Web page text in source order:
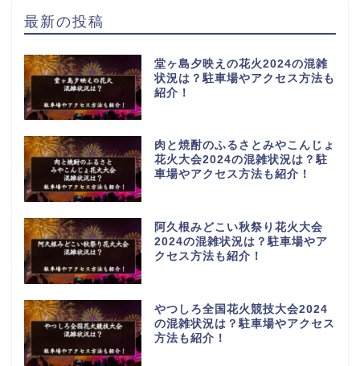
最新の投稿
堂ヶ島夕映えの花火2024の混雑
状況は？駐車場やアクセス方法も
紹介！
肉と焼酎のふるさとみやこんじょ
花火大会2024の混雑状況は？駐
車場やアクセス方法も紹介！
阿久根みどこい秋祭り花火大会
2024の混雑状況は？駐車場やア
クセス方法も紹介！
やつしろ全国花火競技大会2024
の混雑状況は？駐車場やアクセス
方法も紹介！